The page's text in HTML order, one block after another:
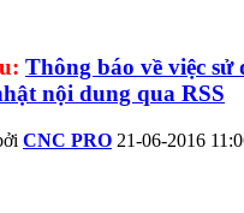
Thông báo về việc
nội dung qua RSS
CNC PRO 21-06-2016